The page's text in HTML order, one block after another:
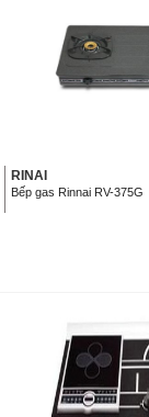
RINAI
Bếp gas Rinnai RV-375G